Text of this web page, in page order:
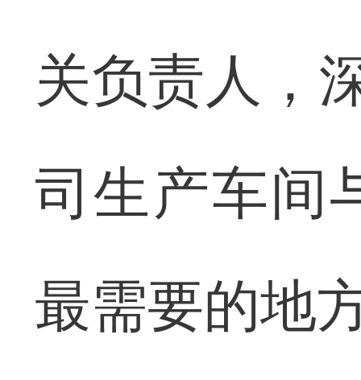
关负责人，
司生产车间
最需要的地